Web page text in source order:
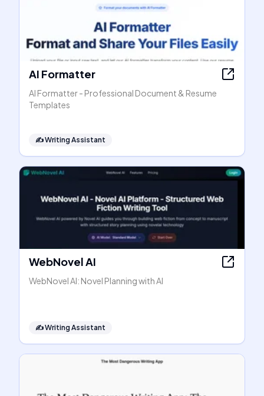
AI Formatter
AI Formatter - Professional Document & Resume
Templates
✍️Writing Assistant
WebNovel AI
WebNovel AI: Novel Planning with AI
✍️Writing Assistant